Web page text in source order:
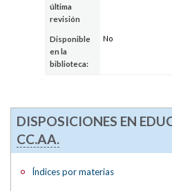
última
revisión
Disponible
en la
biblioteca:
No
DISPOSICIONES EN
CC.AA.
Índices por materias